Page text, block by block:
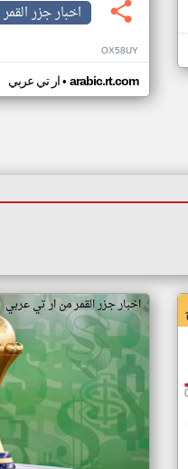
اخبار جزر القمر
OX58UY
ار تي عربي• arabic.rt.com
اخبار جزر القمر من ار تي عربي